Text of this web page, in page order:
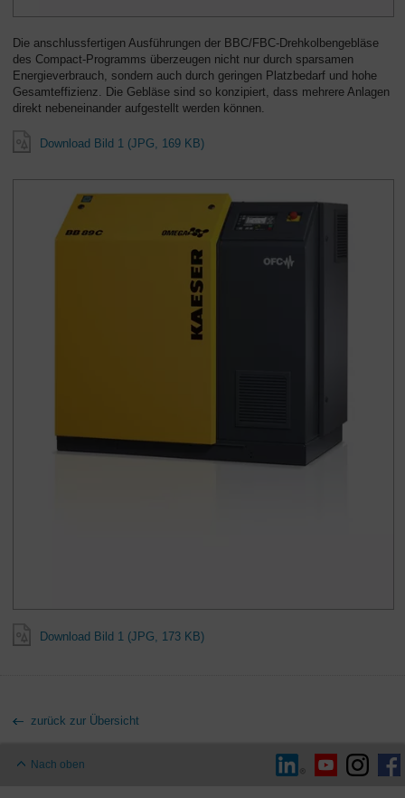
Die anschlussfertigen Ausführungen der BBC/FBC-Drehkolbengebläse
des Compact-Programms überzeugen nicht nur durch sparsamen
Energieverbrauch, sondern auch durch geringen Platzbedarf und hohe
Gesamteffizienz. Die Gebläse sind so konzipiert, dass mehrere Anlagen
direkt nebeneinander aufgestellt werden können.
Download Bild 1 (JPG, 169 KB)
Download Bild 1 (JPG, 173 KB)
zurück zur Übersicht
Nach oben